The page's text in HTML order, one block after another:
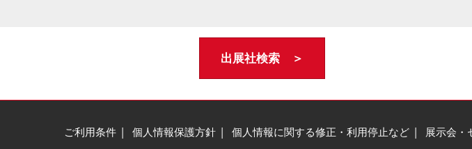
出展社検索 ＞
ご利用条件 個人情報保護方針 個人情報に関する修正・利用停止など 展示会・